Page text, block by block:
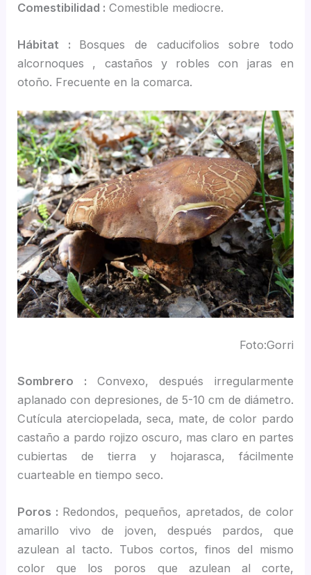
Comestibilidad : Comestible mediocre.
Hábitat : Bosques de caducifolios sobre todo
alcornoques , castaños y robles con jaras en
otoño. Frecuente en la comarca.
Foto:Gorri
Sombrero : Convexo, después irregularmente
aplanado con depresiones, de 5-10 cm de diámetro.
Cutícula aterciopelada, seca, mate, de color pardo
castaño a pardo rojizo oscuro, mas claro en partes
cubiertas de tierra y hojarasca, fácilmente
cuarteable en tiempo seco.
Poros : Redondos, pequeños, apretados, de color
amarillo vivo de joven, después pardos, que
azulean al tacto. Tubos cortos, finos del mismo
color que los poros que azulean al corte,